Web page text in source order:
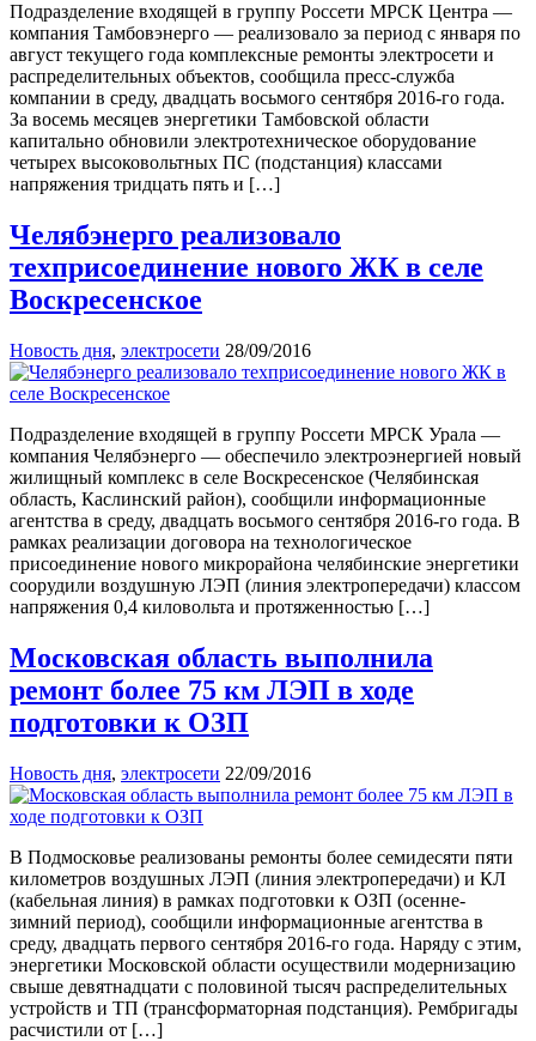
Подразделение входящей в группу Россети МРСК Центра —
компания Тамбовэнерго — реализовало за период с января по
август текущего года комплексные ремонты электросети и
распределительных объектов, сообщила пресс-служба
компании в среду, двадцать восьмого сентября 2016-го года.
За восемь месяцев энергетики Тамбовской области
капитально обновили электротехническое оборудование
четырех высоковольтных ПС (подстанция) классами
напряжения тридцать пять и […]
Челябэнерго реализовало
техприсоединение нового ЖК в селе
Воскресенское
Новость дня, электросети 28/09/2016
Подразделение входящей в группу Россети МРСК Урала —
компания Челябэнерго — обеспечило электроэнергией новый
жилищный комплекс в селе Воскресенское (Челябинская
область, Каслинский район), сообщили информационные
агентства в среду, двадцать восьмого сентября 2016-го года. В
рамках реализации договора на технологическое
присоединение нового микрорайона челябинские энергетики
соорудили воздушную ЛЭП (линия электропередачи) классом
напряжения 0,4 киловольта и протяженностью […]
Московская область выполнила
ремонт более 75 км ЛЭП в ходе
подготовки к ОЗП
Новость дня, электросети 22/09/2016
В Подмосковье реализованы ремонты более семидесяти пяти
километров воздушных ЛЭП (линия электропередачи) и КЛ
(кабельная линия) в рамках подготовки к ОЗП (осенне-
зимний период), сообщили информационные агентства в
среду, двадцать первого сентября 2016-го года. Наряду с этим,
энергетики Московской области осуществили модернизацию
свыше девятнадцати с половиной тысяч распределительных
устройств и ТП (трансформаторная подстанция). Рембригады
расчистили от […]